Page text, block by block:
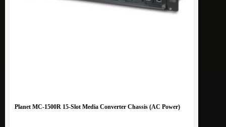
Planet MC-1500R 15-Slot Media Converter Chassis (AC Power)